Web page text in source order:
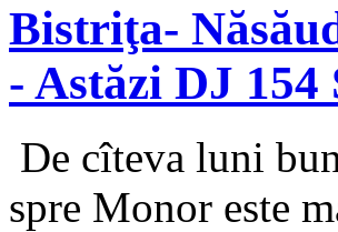
Bistriţa-
- Astăzi DJ 154
De cîteva luni
spre Monor este